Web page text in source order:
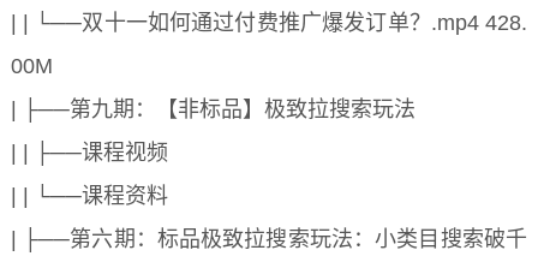
| | └──双十一如何通过付费推广爆发订单？.mp4 428.
00M
| ├──第九期：【非标品】极致拉搜索玩法
| | ├──课程视频
| | └──课程资料
| ├──第六期：标品极致拉搜索玩法：小类目搜索破千